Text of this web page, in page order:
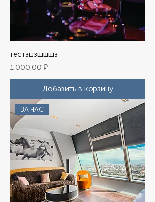
тестзшзщшщз
Цена
1 000,00 ₽
Добавить в корзину
ЗА ЧАС